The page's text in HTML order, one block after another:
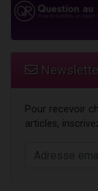
Pour recevoir
articles,